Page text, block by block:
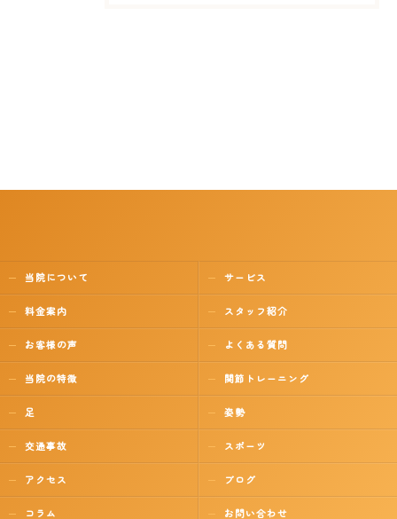
当院について サービス
料金案内 スタッフ紹介
お客様の声 よくある質問
当院の特徴 関節トレーニング
足 姿勢
交通事故 スポーツ
アクセス ブログ
コラム お問い合わせ